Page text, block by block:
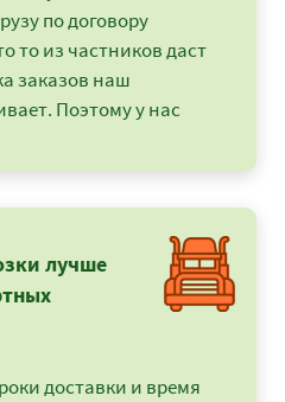
по договору
то из частников даст
заказов наш
Поэтому у нас
лучше
доставки и время